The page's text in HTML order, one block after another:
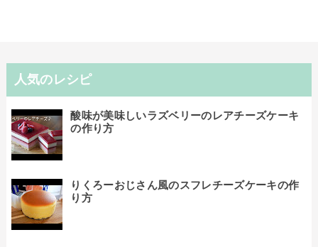
人気のレシピ
酸味が美味しいラズベリーのレアチーズケーキ
の作り方
りくろーおじさん風のスフレチーズケーキの作
り方